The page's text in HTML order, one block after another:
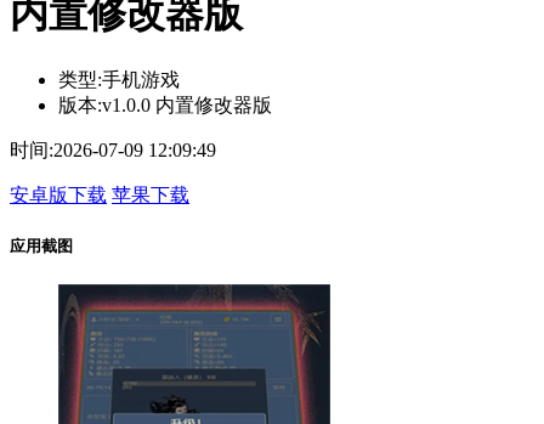
内置修改器版
类型:手机游戏
版本:v1.0.0 内置修改器版
时间:2026-07-09 12:09:49
安卓版下载 苹果下载
应用截图